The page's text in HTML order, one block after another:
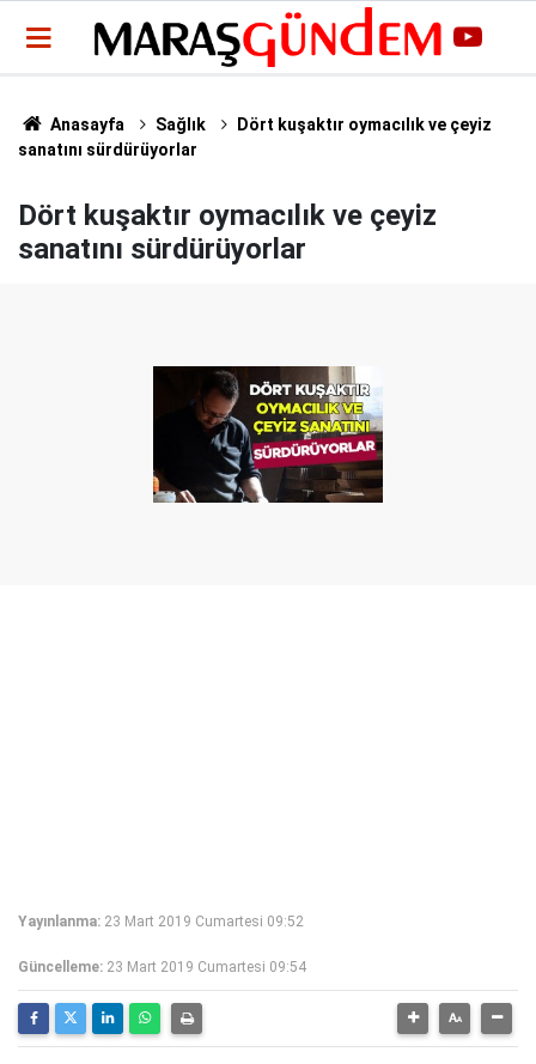
Anasayfa Sağlık
Dört kuşaktır oymacılık ve çeyiz
sanatını sürdürüyorlar
Dört kuşaktır oymacılık ve çeyiz
sanatını sürdürüyorlar
Yayınlanma: 23 Mart 2019 Cumartesi 09:52
Güncelleme: 23 Mart 2019 Cumartesi 09:54